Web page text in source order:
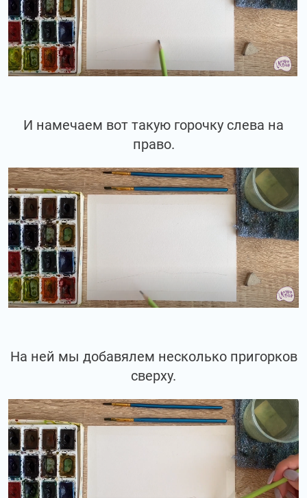
И намечаем вот такую горочку слева на
право.
На ней мы добавялем несколько пригорков
сверху.